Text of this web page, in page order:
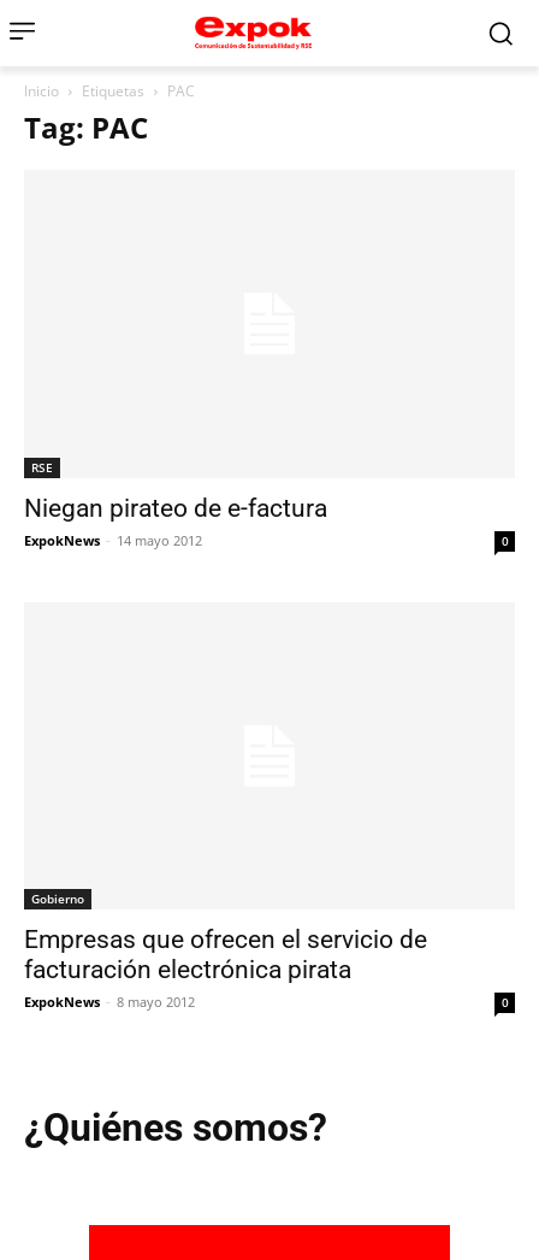
Inicio Etiquetas PAC
Tag: PAC
RSE
Niegan pirateo de e-factura
ExpokNews - 14 mayo 2012 0
Gobierno
Empresas que ofrecen el servicio de
facturación electrónica pirata
ExpokNews - 8 mayo 2012 0
¿Quiénes somos?